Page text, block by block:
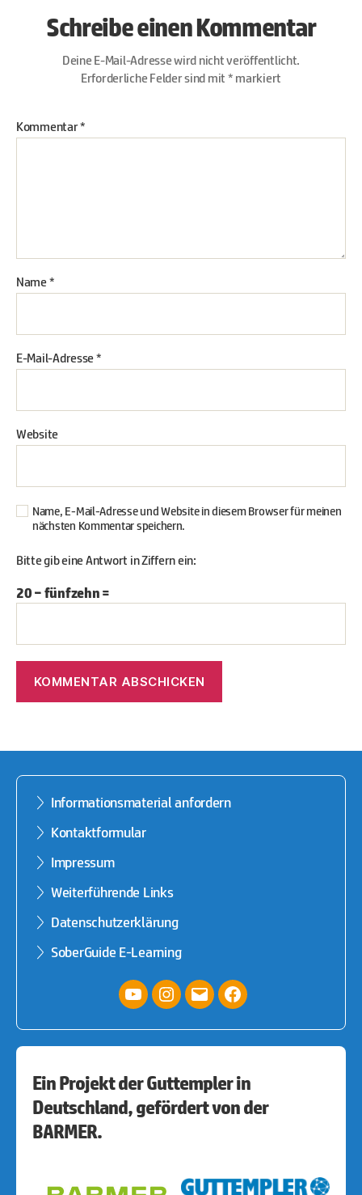
Schreibe einen Kommentar
Deine E-Mail-Adresse wird nicht veröffentlicht.
Erforderliche Felder sind mit*markiert
Kommentar*
Name*
E-Mail-Adresse*
Website
Name, E-Mail-Adresse und Website in diesem Browser für meinen
nächsten Kommentar speichern.
Bitte gib eine Antwort in Ziffern ein:
20 − fünfzehn =
Informationsmaterial anfordern
Kontaktformular
Impressum
Weiterführende Links
Datenschutzerklärung
SoberGuide E-Learning
YouTubeInstagram
E-
Mail
facebook
Ein Projekt der Guttempler in
Deutschland, gefördert von der
BARMER.